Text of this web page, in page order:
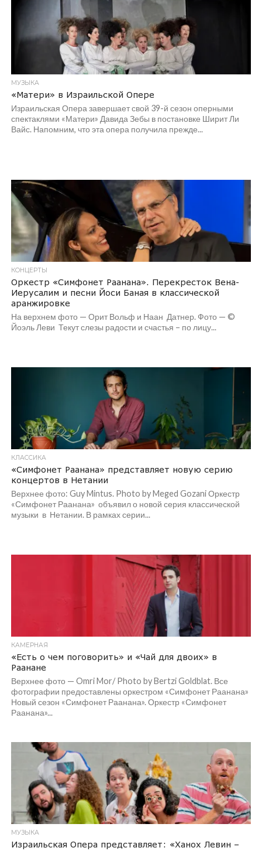
МУЗЫКА
«Матери» в Израильской Опере
Израильская Опера завершает свой 39-й сезон оперными
спектаклями «Матери» Давида Зебы в постановке Ширит Ли
Вайс. Напомним, что эта опера получила прежде...
КОНЦЕРТЫ
Оркестр «Симфонет Раанана». Перекресток Вена-
Иерусалим и песни Йоси Баная в классической
аранжировке
На верхнем фото — Орит Вольф и Наан Датнер. Фото — ©
Йоэль Леви Текут слезы радости и счастья – по лицу...
КЛАССИКА
«Симфонет Раанана» представляет новую серию
концертов в Нетании
Верхнее фото: Guy Mintus. Photo by Meged Gozani Оркестр
«Симфонет Раанана» объявил о новой серия классической
музыки в Нетании. В рамках серии...
КАМЕРНАЯ
«Есть о чем поговорить» и «Чай для двоих» в
Раанане
Верхнее фото — Omri Mor/ Photo by Bertzi Goldblat. Все
фотографии предоставлены оркестром «Симфонет Раанана»
Новый сезон «Симфонет Раанана». Оркестр «Симфонет
Раанана»...
МУЗЫКА
Израильская Опера представляет: «Ханох Левин –